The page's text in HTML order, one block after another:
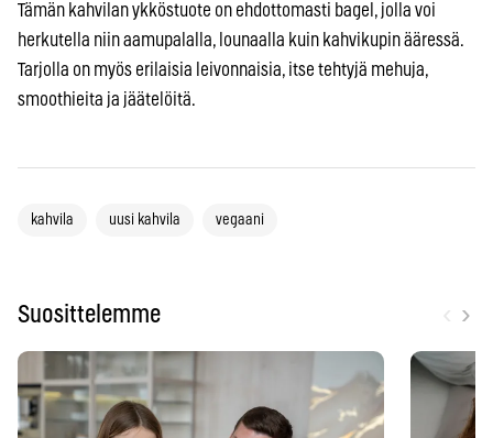
Tämän kahvilan ykköstuote on ehdottomasti bagel, jolla voi
herkutella niin aamupalalla, lounaalla kuin kahvikupin ääressä.
Tarjolla on myös erilaisia leivonnaisia, itse tehtyjä mehuja,
smoothieita ja jäätelöitä.
kahvila uusi kahvila vegaani
Suosittelemme ›